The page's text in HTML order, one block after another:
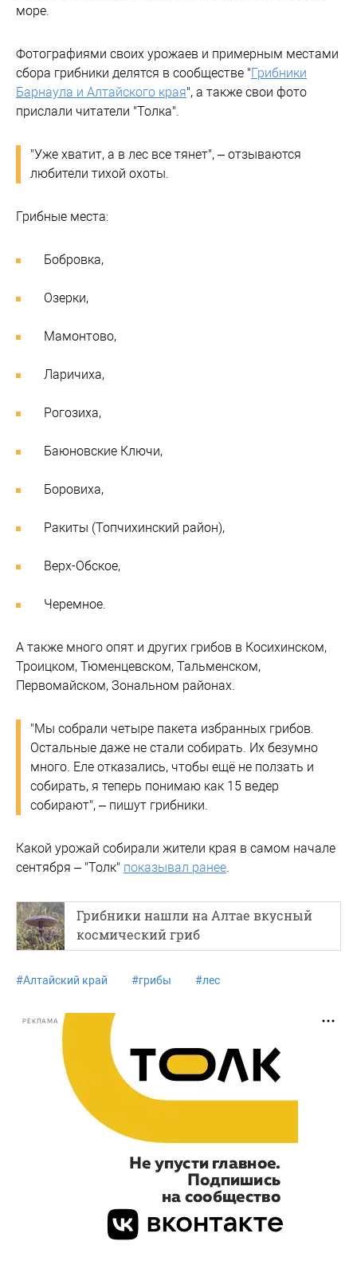
море.
Фотографиями своих урожаев и примерным местами
сбора грибники делятся в сообществе "Грибники
Барнаула и Алтайского края", а также свои фото
прислали читатели "Толка".
"Уже хватит, а в лес все тянет", – отзываются
любители тихой охоты.
Грибные места:
Бобровка,
Озерки,
Мамонтово,
Ларичиха,
Рогозиха,
Баюновские Ключи,
Боровиха,
Ракиты (Топчихинский район),
Верх-Обское,
Черемное.
А также много опят и других грибов в Косихинском,
Троицком, Тюменцевском, Тальменском,
Первомайском, Зональном районах.
"Мы собрали четыре пакета избранных грибов.
Остальные даже не стали собирать. Их безумно
много. Еле отказались, чтобы ещё не ползать и
собирать, я теперь понимаю как 15 ведер
собирают", – пишут грибники.
Какой урожай собирали жители края в самом начале
сентября – "Толк" показывал ранее.
Грибники нашли на Алтае вкусный
космический гриб
#Алтайский край #грибы #лес
РЕКЛАМА